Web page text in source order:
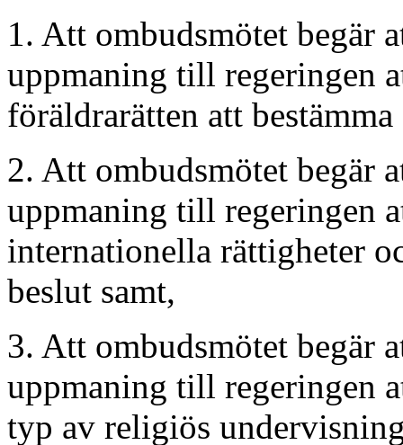
1. Att ombudsmötet begär
uppmaning till regeringen
föräldrarätten att
2. Att ombudsmötet begär
uppmaning till regeringen
internationella rättigheter
beslut samt,
3. Att ombudsmötet begär
uppmaning till regeringen
typ av religiös